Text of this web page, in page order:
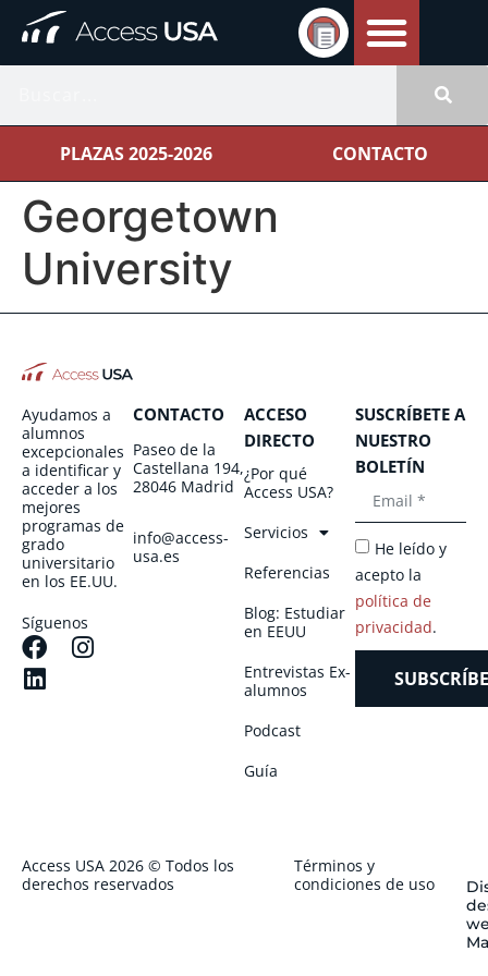
PLAZAS 2025-2026 CONTACTO
Georgetown
University
Ayudamos a
alumnos
excepcionales
a identificar y
acceder a los
mejores
programas de
grado
universitario
en los EE.UU.
Síguenos
CONTACTO
Paseo de la
Castellana 194,
28046 Madrid
info@access-
usa.es
ACCESO
DIRECTO
¿Por qué
Access USA?
Servicios
Referencias
Blog: Estudiar
en EEUU
Entrevistas Ex-
alumnos
Podcast
Guía
SUSCRÍBETE A
NUESTRO
BOLETÍN
He leído y
acepto la
política de
privacidad.
Access USA 2026 © Todos los
derechos reservados
Términos y
condiciones de uso